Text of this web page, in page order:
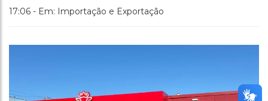
17:06 - Em: Importação e Exportação